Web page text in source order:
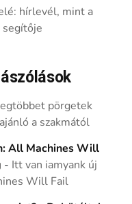
hírlevél, mint a
pörgetek
a szakmától
All Machines Will
- Itt van iamyank új
Will Fail